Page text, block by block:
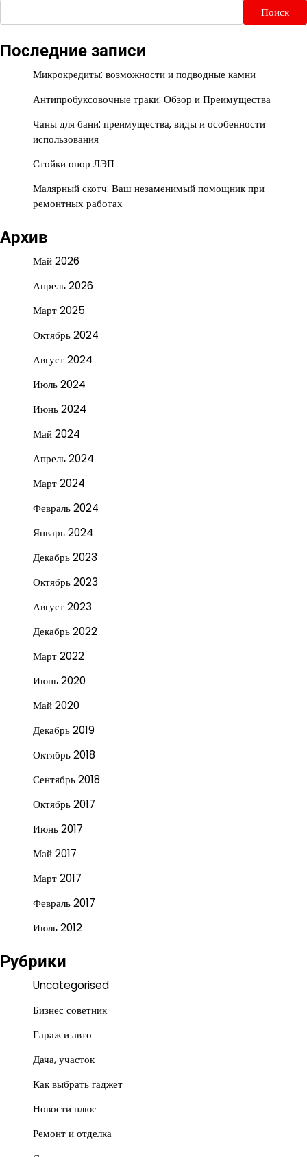
Поиск
Последние записи
Микрокредиты: возможности и подводные камни
Антипробуксовочные траки: Обзор и Преимущества
Чаны для бани: преимущества, виды и особенности
использования
Стойки опор ЛЭП
Малярный скотч: Ваш незаменимый помощник при
ремонтных работах
Архив
Май 2026
Апрель 2026
Март 2025
Октябрь 2024
Август 2024
Июль 2024
Июнь 2024
Май 2024
Апрель 2024
Март 2024
Февраль 2024
Январь 2024
Декабрь 2023
Октябрь 2023
Август 2023
Декабрь 2022
Март 2022
Июнь 2020
Май 2020
Декабрь 2019
Октябрь 2018
Сентябрь 2018
Октябрь 2017
Июнь 2017
Май 2017
Март 2017
Февраль 2017
Июль 2012
Рубрики
Uncategorised
Бизнес советник
Гараж и авто
Дача, участок
Как выбрать гаджет
Новости плюс
Ремонт и отделка